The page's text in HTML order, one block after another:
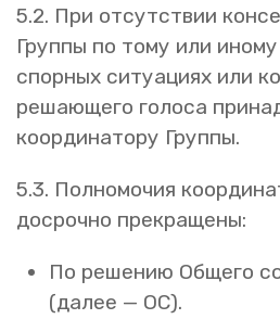
5.2. При отсутствии
Группы по тому или
спорных ситуациях или
решающего голоса
координатору Группы.
5.3. Полномочия
досрочно прекращены:
По решению Общего
(далее — ОС).